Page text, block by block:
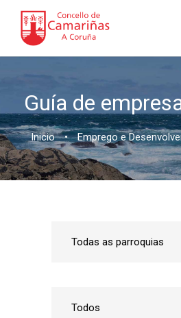
Guía de
Inicio • Emprego e